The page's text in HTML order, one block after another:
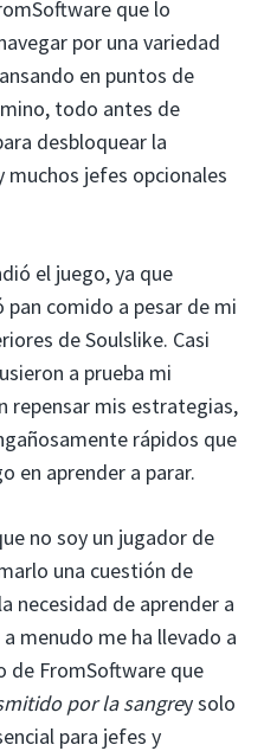
que lo
por una variedad
en puntos de
todo antes de
desbloquear la
muchos jefes opcionales
el juego, ya que
comido a pesar de mi
de Soulslike. Casi
a prueba mi
repensar mis estrategias,
rápidos que
en aprender a parar.
no soy un jugador de
una cuestión de
necesidad de aprender a
menudo me ha llevado a
de FromSoftware que
por la sangrey solo
para jefes y